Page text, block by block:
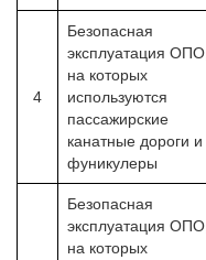
4
Безопасная
эксплуатация ОПО,
на которых
используются
пассажирские
канатные дороги и
фуникулеры
Безопасная
эксплуатация ОПО,
на которых